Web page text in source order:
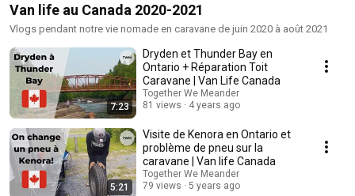
Van life au Canada 2020-2021
Vlogs pendant notre vie nomade en caravane de juin 2020 à août 2021
7:23
Dryden et Thunder Bay en
Ontario + Réparation Toit
Caravane | Van Life Canada
Together We Meander
81 views
4 years ago
5:21
Visite de Kenora en Ontario et
problème de pneu sur la
caravane | Van life Canada
Together We Meander
79 views
5 years ago